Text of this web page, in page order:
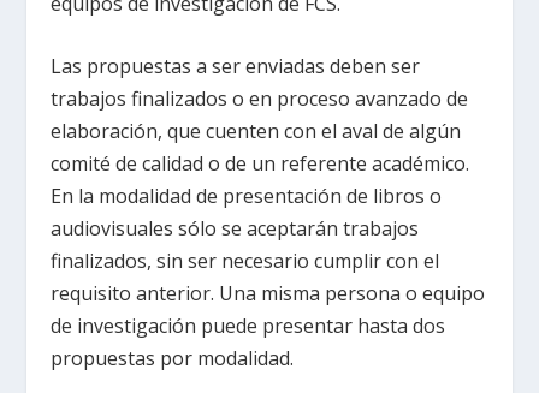
Las propuestas a ser enviadas deben ser
trabajos finalizados o en proceso avanzado de
elaboración, que cuenten con el aval de algún
comité de calidad o de un referente académico.
En la modalidad de presentación de libros o
audiovisuales sólo se aceptarán trabajos
finalizados, sin ser necesario cumplir con el
requisito anterior. Una misma persona o equipo
de investigación puede presentar hasta dos
propuestas por modalidad.